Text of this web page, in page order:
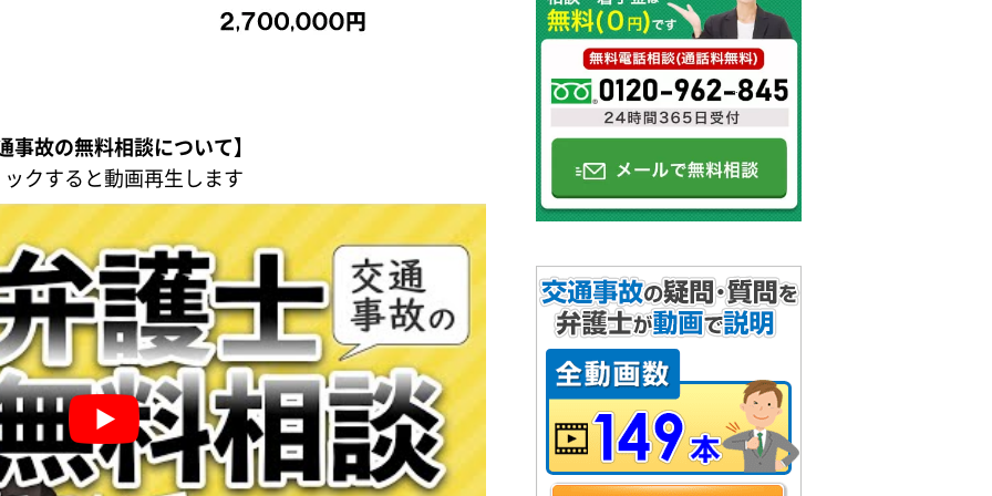
事故の無料相談について】
クすると動画再生します